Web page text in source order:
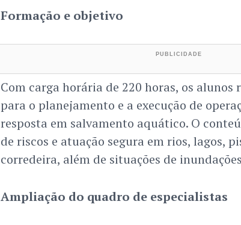
Formação e objetivo
Com carga horária de 220 horas, os alunos
para o planejamento e a execução de
resposta em salvamento aquático. O
de riscos e atuação segura em rios, lagos,
corredeira, além de situações de
Ampliação do quadro de especialistas